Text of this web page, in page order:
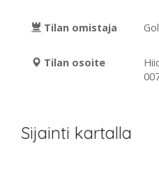
Tilan omistaja
Tilan osoite
Sijainti kartalla